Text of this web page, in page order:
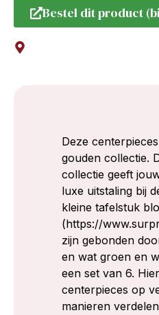
Bestel dit product
Deze
gouden collectie.
collectie geeft
luxe uitstaling bij
kleine tafelstuk
(https://
zijn gebonden
en wat groen en
een set van 6.
centerpieces op
manieren